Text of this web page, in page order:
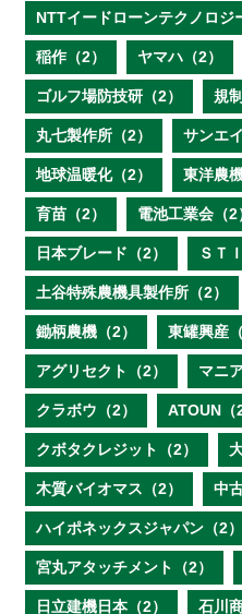
NTTイードローンテクノロジ
稲作（2） ヤマハ（2）
ゴルフ場防技研（2） 規
丸七製作所（2） サンエ
地球温暖化（2） 東洋農
育苗（2） 電池工業会（2
日本ブレード（2） ＳＴ
土谷特殊農機具製作所（2）
鋤柄農機（2） 東罐興産（
アグリセクト（2） マニ
クラボウ（2） ATOUN（2
クボタクレジット（2）
木質バイオマス（2） 中
ハイポネックスジャパン（2）
宮丸アタッチメント（2）
日立建機日本（2） 石川